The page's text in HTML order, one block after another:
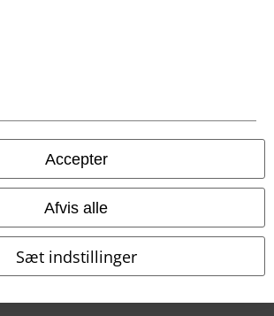
Accepter
Afvis alle
Sæt indstillinger